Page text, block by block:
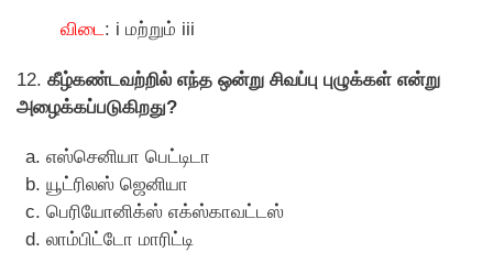
விடை: i மற்றும் iii
12. கீழ்கண்டவற்றில் எந்த ஒன்று சிவப்பு புழுக்கள் என்று
அழைக்கப்படுகிறது?
எஸ்செனியா பெட்டிடா
யூட்ரிலஸ் ஜெனியா
பெரியோனிக்ஸ் எக்ஸ்காவட்டஸ்
லாம்பிட்டோ மாரிட்டி